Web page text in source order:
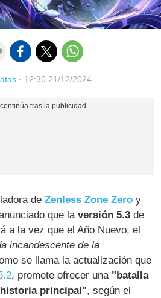
· 12:30 21/12/2024
deZenless Zone Zero y
que laversión 5.3 de
a la vez que el Año Nuevo, el
incandescente de la
se llama la actualización que
, promete ofrecer una "batalla
principal", según el